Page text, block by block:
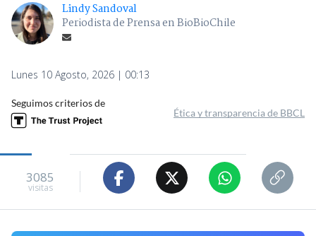
Lindy Sandoval
Periodista de Prensa en BioBioChile
Lunes 10 Agosto, 2026 | 00:13
Seguimos criterios de
Ética y transparencia de BBCL
3085
visitas